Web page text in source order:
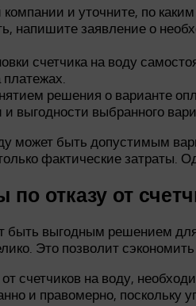
и уточните, по
напишите заявление о
счетчика на воду
решения о варианте
выгодности выбранного
может быть допустимым
фактические затраты.
по отказу от
быть выгодным решением
Это позволит
счетчиков на воду,
и правомерно,